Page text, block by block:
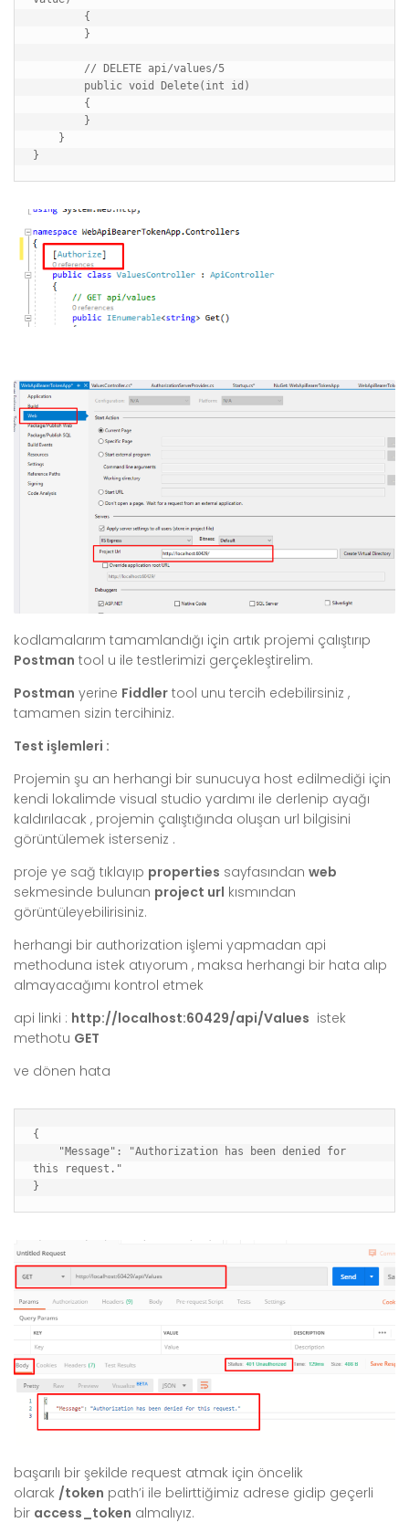
kodlamalarım tamamlandığı için artık projemi çalıştırıp
Postman tool u ile testlerimizi gerçekleştirelim.
Postman yerine Fiddler tool unu tercih edebilirsiniz ,
tamamen sizin tercihiniz.
Test işlemleri :
Projemin şu an herhangi bir sunucuya host edilmediği için
kendi lokalimde visual studio yardımı ile derlenip ayağı
kaldırılacak , projemin çalıştığında oluşan url bilgisini
görüntülemek isterseniz .
proje ye sağ tıklayıp properties sayfasından web
sekmesinde bulunan project url kısmından
görüntüleyebilirisiniz.
herhangi bir authorization işlemi yapmadan api
methoduna istek atıyorum , maksa herhangi bir hata alıp
almayacağımı kontrol etmek
api linki : http://localhost:60429/api/Values istek
methotu GET
ve dönen hata
{
this request."
}
başarılı bir şekilde request atmak için öncelik
olarak /token path’i ile belirttiğimiz adrese gidip geçerli
bir access_token almalıyız.